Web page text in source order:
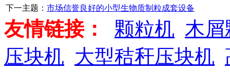
下一主题： 市场信誉良好的小型生物质制粒成套设备
友情链接： 颗粒机 木屑
压块机 大型秸秆压块机